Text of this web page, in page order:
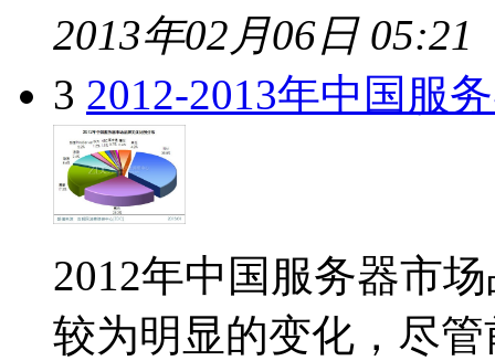
2013年02月06日 05:21
3 2012-2013年中国服
2012年中国服务器市
较为明显的变化，尽